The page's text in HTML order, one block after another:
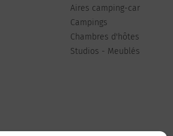
Aires camping-car
Campings
Chambres d'hôtes
Studios - Meublés